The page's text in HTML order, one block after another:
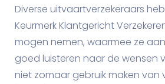
Diverse uitvaartverzekeraars
Keurmerk Klantgericht
mogen nemen, waarmee ze
goed luisteren naar de wensen
niet zomaar gebruik maken van